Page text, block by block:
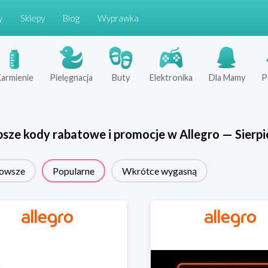
Sklepy Blog Wyprawka
Pielęgnacja Buty Elektronika Dla Mamy
kody rabatowe i promocje wAllegro —
Popularne Wkrótce wygasną